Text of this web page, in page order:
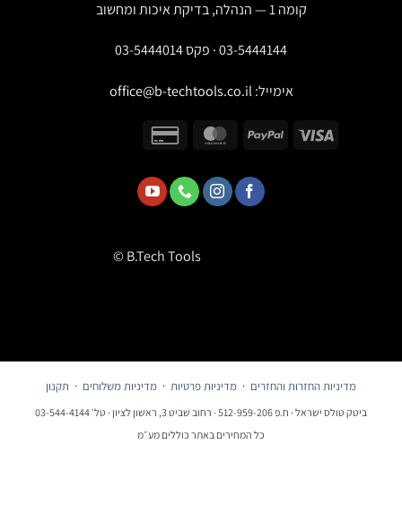
03-5444144 · פקס 03-5444014
אימייל:office@b-techtools.co.il
© B.Tech Tools
מדיניות החזרות והחזרים ·מדיניות פרטיות·מדיניות משלוחים·תקנון
ביטק טולס ישראל · ח.פ 512-959-206 · רחוב שביט 3, ראשון לציון · טל׳ 03-544-4144
כל המחירים באתר כוללים מע״מ